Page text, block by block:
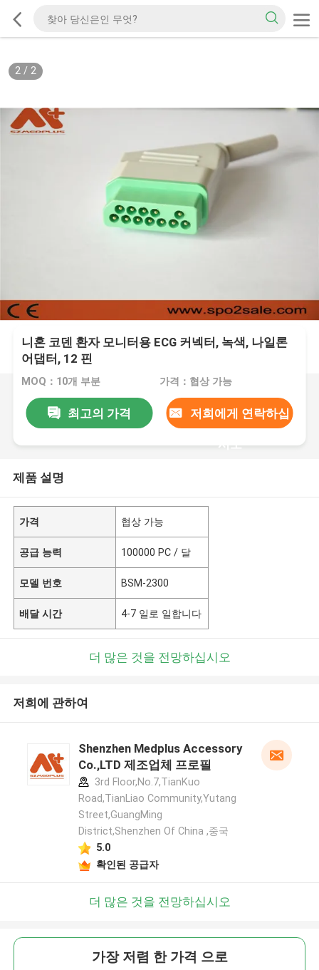
2/ 2
니혼 코덴 환자 모니터용 ECG 커넥터, 녹색, 나일론
어댑터, 12 핀
MOQ：10개 부분 가격：협상 가능
최고의 가격 저희에게 연락하십
시오
제품 설명
가격 협상 가능
공급 능력 100000 PC / 달
모델 번호 BSM-2300
배달 시간 4-7 일로 일합니다
더 많은 것을 전망하십시오
저희에 관하여
Shenzhen Medplus Accessory
Co.,LTD 제조업체 프로필
3rd Floor,No.7,TianKuo
Road,TianLiao Community,Yutang
Street,GuangMing
District,Shenzhen Of China ,중국
5.0
확인된 공급자
더 많은 것을 전망하십시오
가장 저렴 한 가격 으로